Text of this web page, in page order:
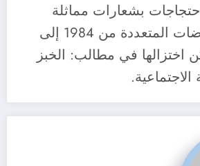
بشعارات مماثلة
لشعارات الانتفاضات المتعددة من 1984 إلى
يمكن اختزالها في مطالب: الخبز
الاجتماعية.